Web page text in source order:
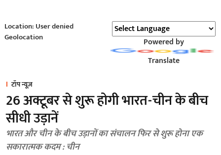
Location: User denied
Geolocation
Powered by
Translate
टॉप न्यूज़
26 अक्टूबर से शुरू होगी भारत-चीन के बीच
सीधी उड़ानें
भारत और चीन के बीच उड़ानों का संचालन फिर से शुरू होना एक
सकारात्मक कदम : चीन